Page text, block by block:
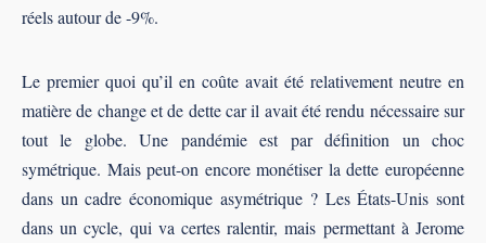
réels autour de -9%.
Le premier quoi qu’il en coûte avait été relativement neutre en
matière de change et de dette car il avait été rendu nécessaire sur
tout le globe. Une pandémie est par définition un choc
symétrique. Mais peut-on encore monétiser la dette européenne
dans un cadre économique asymétrique ? Les États-Unis sont
dans un cycle, qui va certes ralentir, mais permettant à Jerome